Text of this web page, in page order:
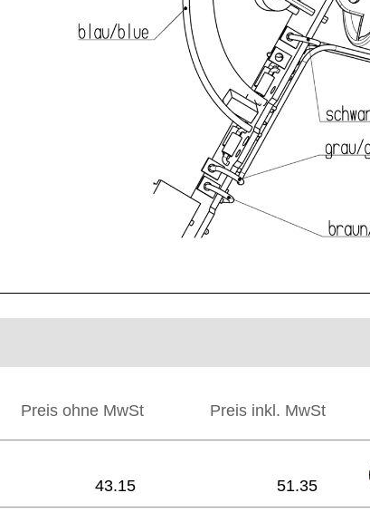
Preis ohne MwSt Preis inkl. MwSt
43.15 51.35